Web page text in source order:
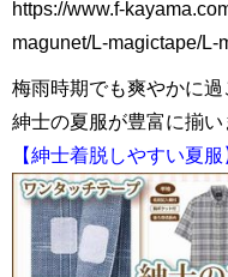
https://www.f-
magunet/L-magictape/L-
梅雨時期でも爽やかに
紳士の夏服が豊富に揃い
【紳士着脱しやすい夏服